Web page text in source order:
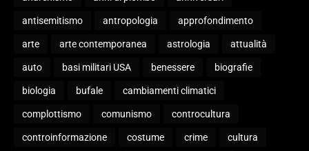
antisemitismo antropologia approfondimento
arte arte contemporanea astrologia attualità
auto basi militari USA benessere biografie
biologia bufale cambiamenti climatici
complottismo comunismo controcultura
controinformazione costume crime cultura